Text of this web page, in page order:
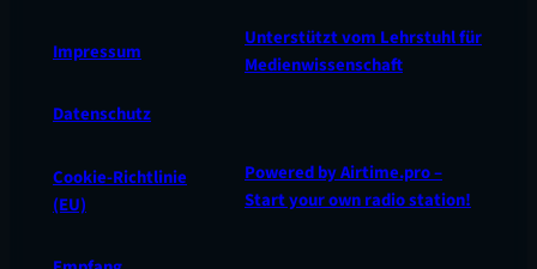
die wichtigsten
beantworten.
erzählen
auf diese…
Impressum
Datenschutz
Cookie-Richtlinie
(EU)
Unterstützt vom Lehrstuhl für
Medienwissenschaft
Powered by Airtime.pro –
Start your own radio station!